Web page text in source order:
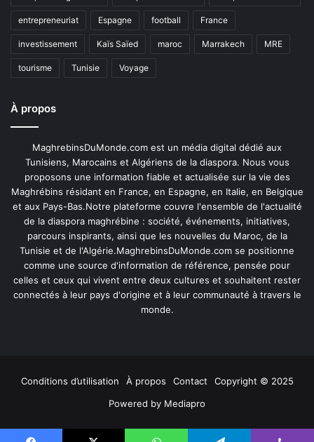
entrepreneuriat Espagne football France
investissement Kaïs Saïed maroc Marrakech MRE
tourisme Tunisie Voyage
À propos
MaghrebinsDuMonde.com est un média digital dédié aux
Tunisiens, Marocains et Algériens de la diaspora. Nous vous
proposons une information fiable et actualisée sur la vie des
Maghrébins résidant en France, en Espagne, en Italie, en Belgique
et aux Pays-Bas.Notre plateforme couvre l'ensemble de l'actualité
de la diaspora maghrébine : société, événements, initiatives,
parcours inspirants, ainsi que les nouvelles du Maroc, de la
Tunisie et de l'Algérie.MaghrebinsDuMonde.com se positionne
comme une source d'information de référence, pensée pour
celles et ceux qui vivent entre deux cultures et souhaitent rester
connectés à leur pays d'origine et à leur communauté à travers le
monde.
Conditions d’utilisation À propos Contact
Copyright © 2025
Powered by Mediapro